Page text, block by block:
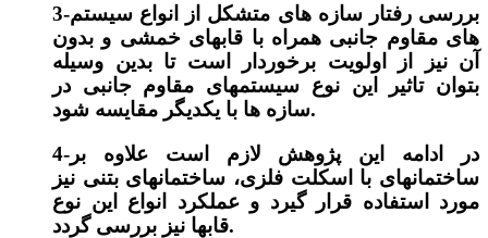
3-بررسی رفتار سازه های متشکل از انواع سیستم
های مقاوم جانبی همراه با قابهای خمشی و بدون
آن نیز از اولویت برخوردار است تا بدین وسیله
بتوان تاثیر این نوع سیستمهای مقاوم جانبی در
سازه ها با یکدیگر مقایسه شود.
4-در ادامه این پژوهش لازم است علاوه بر
ساختمانهای با اسکلت فلزی، ساختمانهای بتنی نیز
مورد استفاده قرار گیرد و عملکرد انواع این نوع
قابها نیز بررسی گردد.